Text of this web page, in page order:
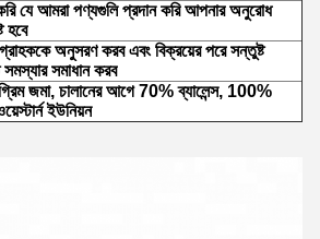
যে আমরা পণ্যগুলি প্রদান করি আপনার অনুরোধ
হবে
অনুসরণ করব এবং বিক্রয়ের পরে সন্তুষ্ট
সমাধান করব
জমা, চালানের আগে 70% ব্যালেন্স, 100%
ইউনিয়ন